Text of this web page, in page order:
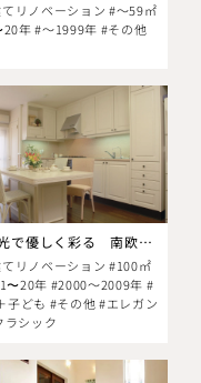
リノベーション #～59㎡
20年 #～1999年 #その他
陽の光で優しく彩る 南欧風の住まい
リノベーション #100㎡
〜20年 #2000～2009年 #
子ども #その他 #エレガン
ラシック